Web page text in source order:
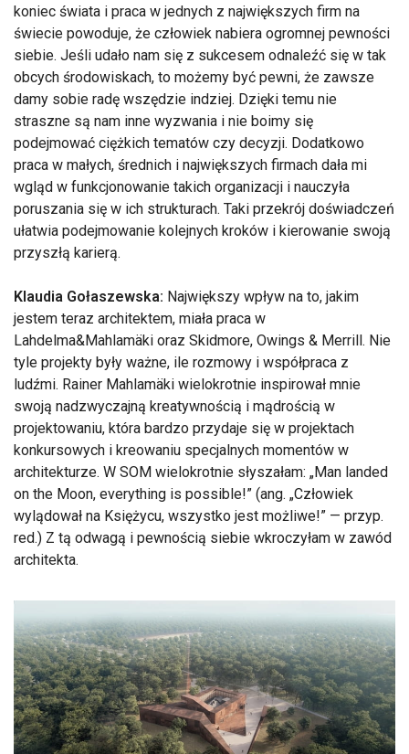
koniec świata i praca w jednych z największych firm na
świecie powoduje, że człowiek nabiera ogromnej pewności
siebie. Jeśli udało nam się z sukcesem odnaleźć się w tak
obcych środowiskach, to możemy być pewni, że zawsze
damy sobie radę wszędzie indziej. Dzięki temu nie
straszne są nam inne wyzwania i nie boimy się
podejmować ciężkich tematów czy decyzji. Dodatkowo
praca w małych, średnich i największych firmach dała mi
wgląd w funkcjonowanie takich organizacji i nauczyła
poruszania się w ich strukturach. Taki przekrój doświadczeń
ułatwia podejmowanie kolejnych kroków i kierowanie swoją
przyszłą karierą.
Klaudia Gołaszewska: Największy wpływ na to, jakim
jestem teraz architektem, miała praca w
Lahdelma&Mahlamäki oraz Skidmore, Owings & Merrill. Nie
tyle projekty były ważne, ile rozmowy i współpraca z
ludźmi. Rainer Mahlamäki wielokrotnie inspirował mnie
swoją nadzwyczajną kreatywnością i mądrością w
projektowaniu, która bardzo przydaje się w projektach
konkursowych i kreowaniu specjalnych momentów w
architekturze. W SOM wielokrotnie słyszałam: „Man landed
on the Moon, everything is possible!” (ang. „Człowiek
wylądował na Księżycu, wszystko jest możliwe!” — przyp.
red.) Z tą odwagą i pewnością siebie wkroczyłam w zawód
architekta.